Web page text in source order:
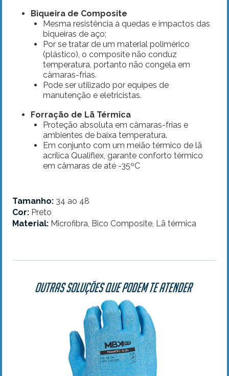
Biqueira de Composite
​Mesma resistência à quedas e impactos das
biqueiras de aço;
Por se tratar de um material polimérico
(plástico), o composite não conduz
temperatura, portanto não congela em
câmaras-frias.
Pode ser utilizado por equipes de
manutenção e eletricistas.
Forração de Lã Térmica
Proteção absoluta em câmaras-frias e
ambientes de baixa temperatura.
Em conjunto com um meião térmico de lã
acrílica Qualiflex, garante conforto térmico
em câmaras de até -35ºC
Tamanho: 34 ao 48
Cor: Preto
Material: Microfibra, Bico Composite, Lã térmica
Outras soluções que podem te atender